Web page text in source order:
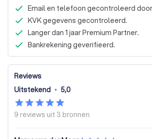
Email en telefoon gecontroleerd
KVK gegevens gecontroleerd.
Langer dan 1 jaar Premium Partner.
Bankrekening geverifieerd.
Reviews
Uitstekend • 5,0
9 reviews uit 3 bronnen